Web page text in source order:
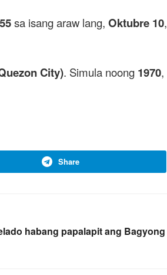
sa isang araw lang, Oktubre 10,
City). Simula noong 1970,
Share
habang papalapit ang Bagyong